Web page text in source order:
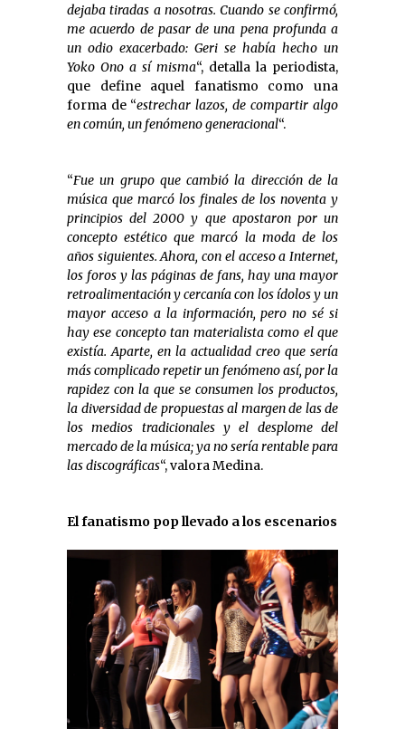
dejaba tiradas a nosotras. Cuando se confirmó,
me acuerdo de pasar de una pena profunda a
un odio exacerbado: Geri se había hecho un
Yoko Ono a sí misma“, detalla la periodista,
que define aquel fanatismo como una
forma de “estrechar lazos, de compartir algo
en común, un fenómeno generacional“.
“Fue un grupo que cambió la dirección de la
música que marcó los finales de los noventa y
principios del 2000 y que apostaron por un
concepto estético que marcó la moda de los
años siguientes. Ahora, con el acceso a Internet,
los foros y las páginas de fans, hay una mayor
retroalimentación y cercanía con los ídolos y un
mayor acceso a la información, pero no sé si
hay ese concepto tan materialista como el que
existía. Aparte, en la actualidad creo que sería
más complicado repetir un fenómeno así, por la
rapidez con la que se consumen los productos,
la diversidad de propuestas al margen de las de
los medios tradicionales y el desplome del
mercado de la música; ya no sería rentable para
las discográficas“, valora Medina.
El fanatismo pop llevado a los escenarios